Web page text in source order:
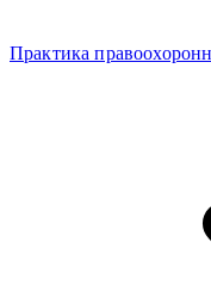
Практика